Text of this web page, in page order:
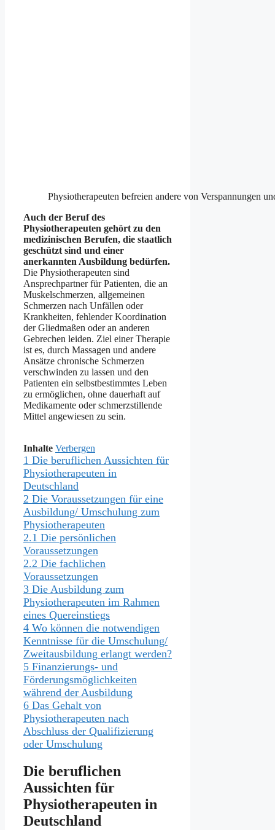
Physiotherapeuten befreien andere von Verspannungen
Auch der Beruf des
Physiotherapeuten gehört zu den
medizinischen Berufen, die staatlich
geschützt sind und einer
anerkannten Ausbildung bedürfen.
Die Physiotherapeuten sind
Ansprechpartner für Patienten, die an
Muskelschmerzen, allgemeinen
Schmerzen nach Unfällen oder
Krankheiten, fehlender Koordination
der Gliedmaßen oder an anderen
Gebrechen leiden. Ziel einer Therapie
ist es, durch Massagen und andere
Ansätze chronische Schmerzen
verschwinden zu lassen und den
Patienten ein selbstbestimmtes Leben
zu ermöglichen, ohne dauerhaft auf
Medikamente oder schmerzstillende
Mittel angewiesen zu sein.
Inhalte Verbergen
1 Die beruflichen Aussichten für
Physiotherapeuten in
Deutschland
2 Die Voraussetzungen für eine
Ausbildung/ Umschulung zum
Physiotherapeuten
2.1 Die persönlichen
Voraussetzungen
2.2 Die fachlichen
Voraussetzungen
3 Die Ausbildung zum
Physiotherapeuten im Rahmen
eines Quereinstiegs
4 Wo können die notwendigen
Kenntnisse für die Umschulung/
Zweitausbildung erlangt werden?
5 Finanzierungs- und
Förderungsmöglichkeiten
während der Ausbildung
6 Das Gehalt von
Physiotherapeuten nach
Abschluss der Qualifizierung
oder Umschulung
Die beruflichen
Aussichten für
Physiotherapeuten in
Deutschland